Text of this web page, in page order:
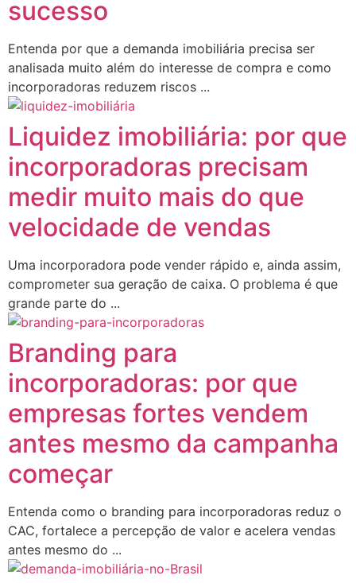
sucesso
Entenda por que a demanda imobiliária precisa ser
analisada muito além do interesse de compra e como
incorporadoras reduzem riscos ...
Liquidez imobiliária: por que
incorporadoras precisam
medir muito mais do que
velocidade de vendas
Uma incorporadora pode vender rápido e, ainda assim,
comprometer sua geração de caixa. O problema é que
grande parte do ...
Branding para
incorporadoras: por que
empresas fortes vendem
antes mesmo da campanha
começar
Entenda como o branding para incorporadoras reduz o
CAC, fortalece a percepção de valor e acelera vendas
antes mesmo do ...